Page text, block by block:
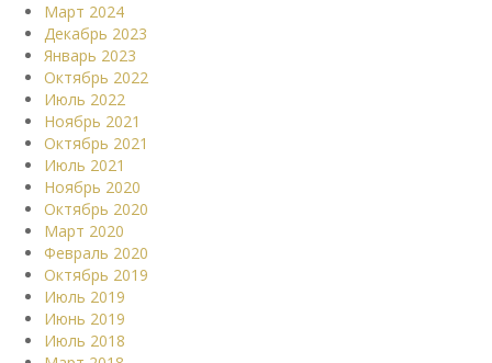
Март 2024
Декабрь 2023
Январь 2023
Октябрь 2022
Июль 2022
Ноябрь 2021
Октябрь 2021
Июль 2021
Ноябрь 2020
Октябрь 2020
Март 2020
Февраль 2020
Октябрь 2019
Июль 2019
Июнь 2019
Июль 2018